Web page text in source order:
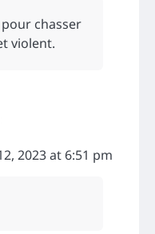
chasser
violent.
2023 at 6:51 pm